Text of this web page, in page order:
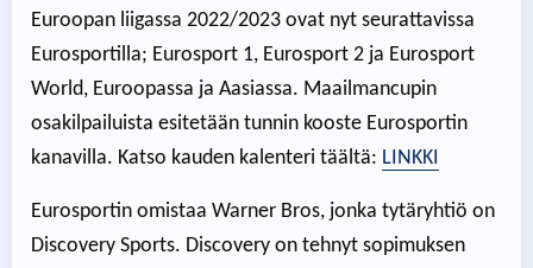
Euroopan liigassa 2022/2023 ovat nyt seurattavissa
Eurosportilla; Eurosport 1, Eurosport 2 ja Eurosport
World, Euroopassa ja Aasiassa. Maailmancupin
osakilpailuista esitetään tunnin kooste Eurosportin
kanavilla. Katso kauden kalenteri täältä: LINKKI
Eurosportin omistaa Warner Bros, jonka tytäryhtiö on
Discovery Sports. Discovery on tehnyt sopimuksen